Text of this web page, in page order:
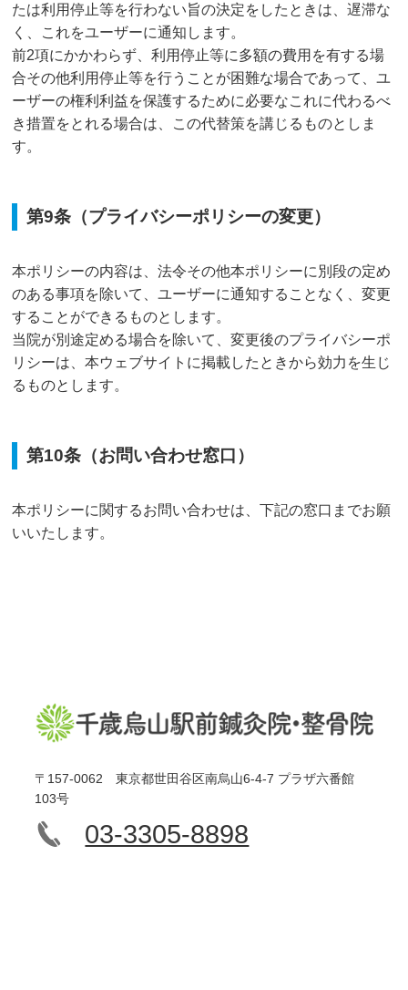
たは利用停止等を行わない旨の決定をしたときは、遅滞な
く、これをユーザーに通知します。
前2項にかかわらず、利用停止等に多額の費用を有する場
合その他利用停止等を行うことが困難な場合であって、ユ
ーザーの権利利益を保護するために必要なこれに代わるべ
き措置をとれる場合は、この代替策を講じるものとしま
す。
第9条（プライバシーポリシーの変更）
本ポリシーの内容は、法令その他本ポリシーに別段の定め
のある事項を除いて、ユーザーに通知することなく、変更
することができるものとします。
当院が別途定める場合を除いて、変更後のプライバシーポ
リシーは、本ウェブサイトに掲載したときから効力を生じ
るものとします。
第10条（お問い合わせ窓口）
本ポリシーに関するお問い合わせは、下記の窓口までお願
いいたします。
〒157-0062 東京都世田谷区南烏山6-4-7 プラザ六番館
103号
03-3305-8898